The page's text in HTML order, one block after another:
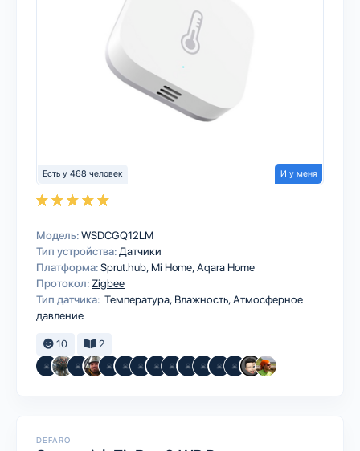
Есть у 468 человек И у меня
Модель:WSDCGQ12LM
Тип устройства: Датчики
Платформа:Sprut.hub Mi HomeAqara Home
Протокол: Zigbee
Тип датчика: Температура, Влажность, Атмосферное
давление
10 2
DEFARO